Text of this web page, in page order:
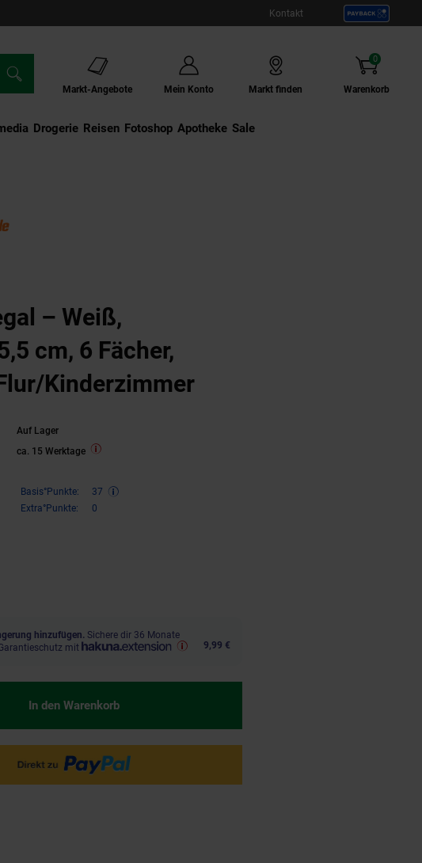
Kontakt
Markt-Angebote Mein Konto Markt finden Warenkorb
0
Artikel
Drogerie Externer Link:
Reisen Externer Link:
Fotoshop Externer Link:
Apotheke Sale
– Weiß,
cm, 6 Fächer,
Kinderzimmer
Auf Lager
ca. 15 Werktage
Basis°Punkte:
37
Extra°Punkte:
0
hinzufügen. Sichere dir 36 Monate
mit
9,99 €
In den Warenkorb